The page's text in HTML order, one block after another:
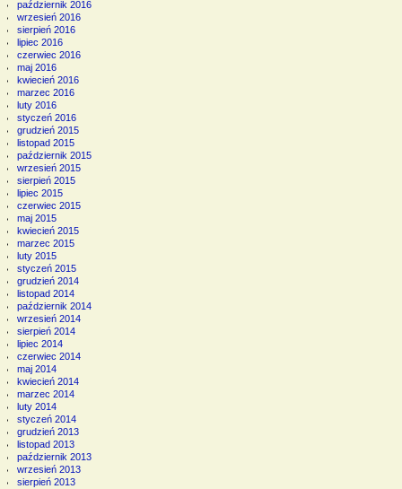
październik 2016
wrzesień 2016
sierpień 2016
lipiec 2016
czerwiec 2016
maj 2016
kwiecień 2016
marzec 2016
luty 2016
styczeń 2016
grudzień 2015
listopad 2015
październik 2015
wrzesień 2015
sierpień 2015
lipiec 2015
czerwiec 2015
maj 2015
kwiecień 2015
marzec 2015
luty 2015
styczeń 2015
grudzień 2014
listopad 2014
październik 2014
wrzesień 2014
sierpień 2014
lipiec 2014
czerwiec 2014
maj 2014
kwiecień 2014
marzec 2014
luty 2014
styczeń 2014
grudzień 2013
listopad 2013
październik 2013
wrzesień 2013
sierpień 2013